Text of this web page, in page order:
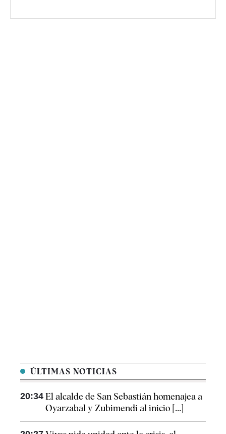
ÚLTIMAS NOTICIAS
20:34 El alcalde de San Sebastián homenajea a
Oyarzabal y Zubimendi al inicio [...]